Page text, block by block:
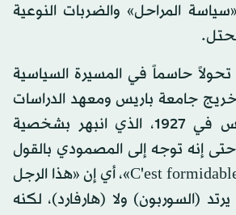
المراحل» والضربات النوعية
حاسماً في المسيرة السياسية
خريج جامعة باريس ومعهد الدراسات
السياسية في باريس في 1927، الذي انبهر بشخصية
حتى إنه توجه إلى المصمودي بالقول
«C'est formidable, ce monsieur là»، أي إن «هذا الرجل
(السوربون) ولا (هارفارد)، لكنه